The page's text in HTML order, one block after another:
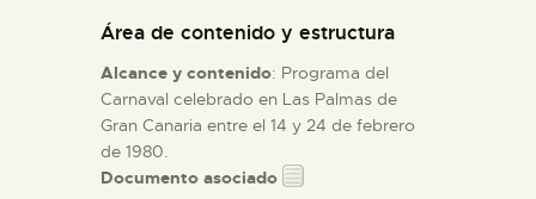
Área de contenido y estructura
Alcance y contenido: Programa del
Carnaval celebrado en Las Palmas de
Gran Canaria entre el 14 y 24 de febrero
de 1980.
Documento asociado